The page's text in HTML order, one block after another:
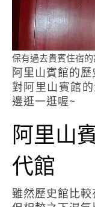
保有過去貴賓住宿的
阿里山賓館的
對阿里山賓館
邊逛一逛喔~
阿里山
代館
雖然歷史館比較